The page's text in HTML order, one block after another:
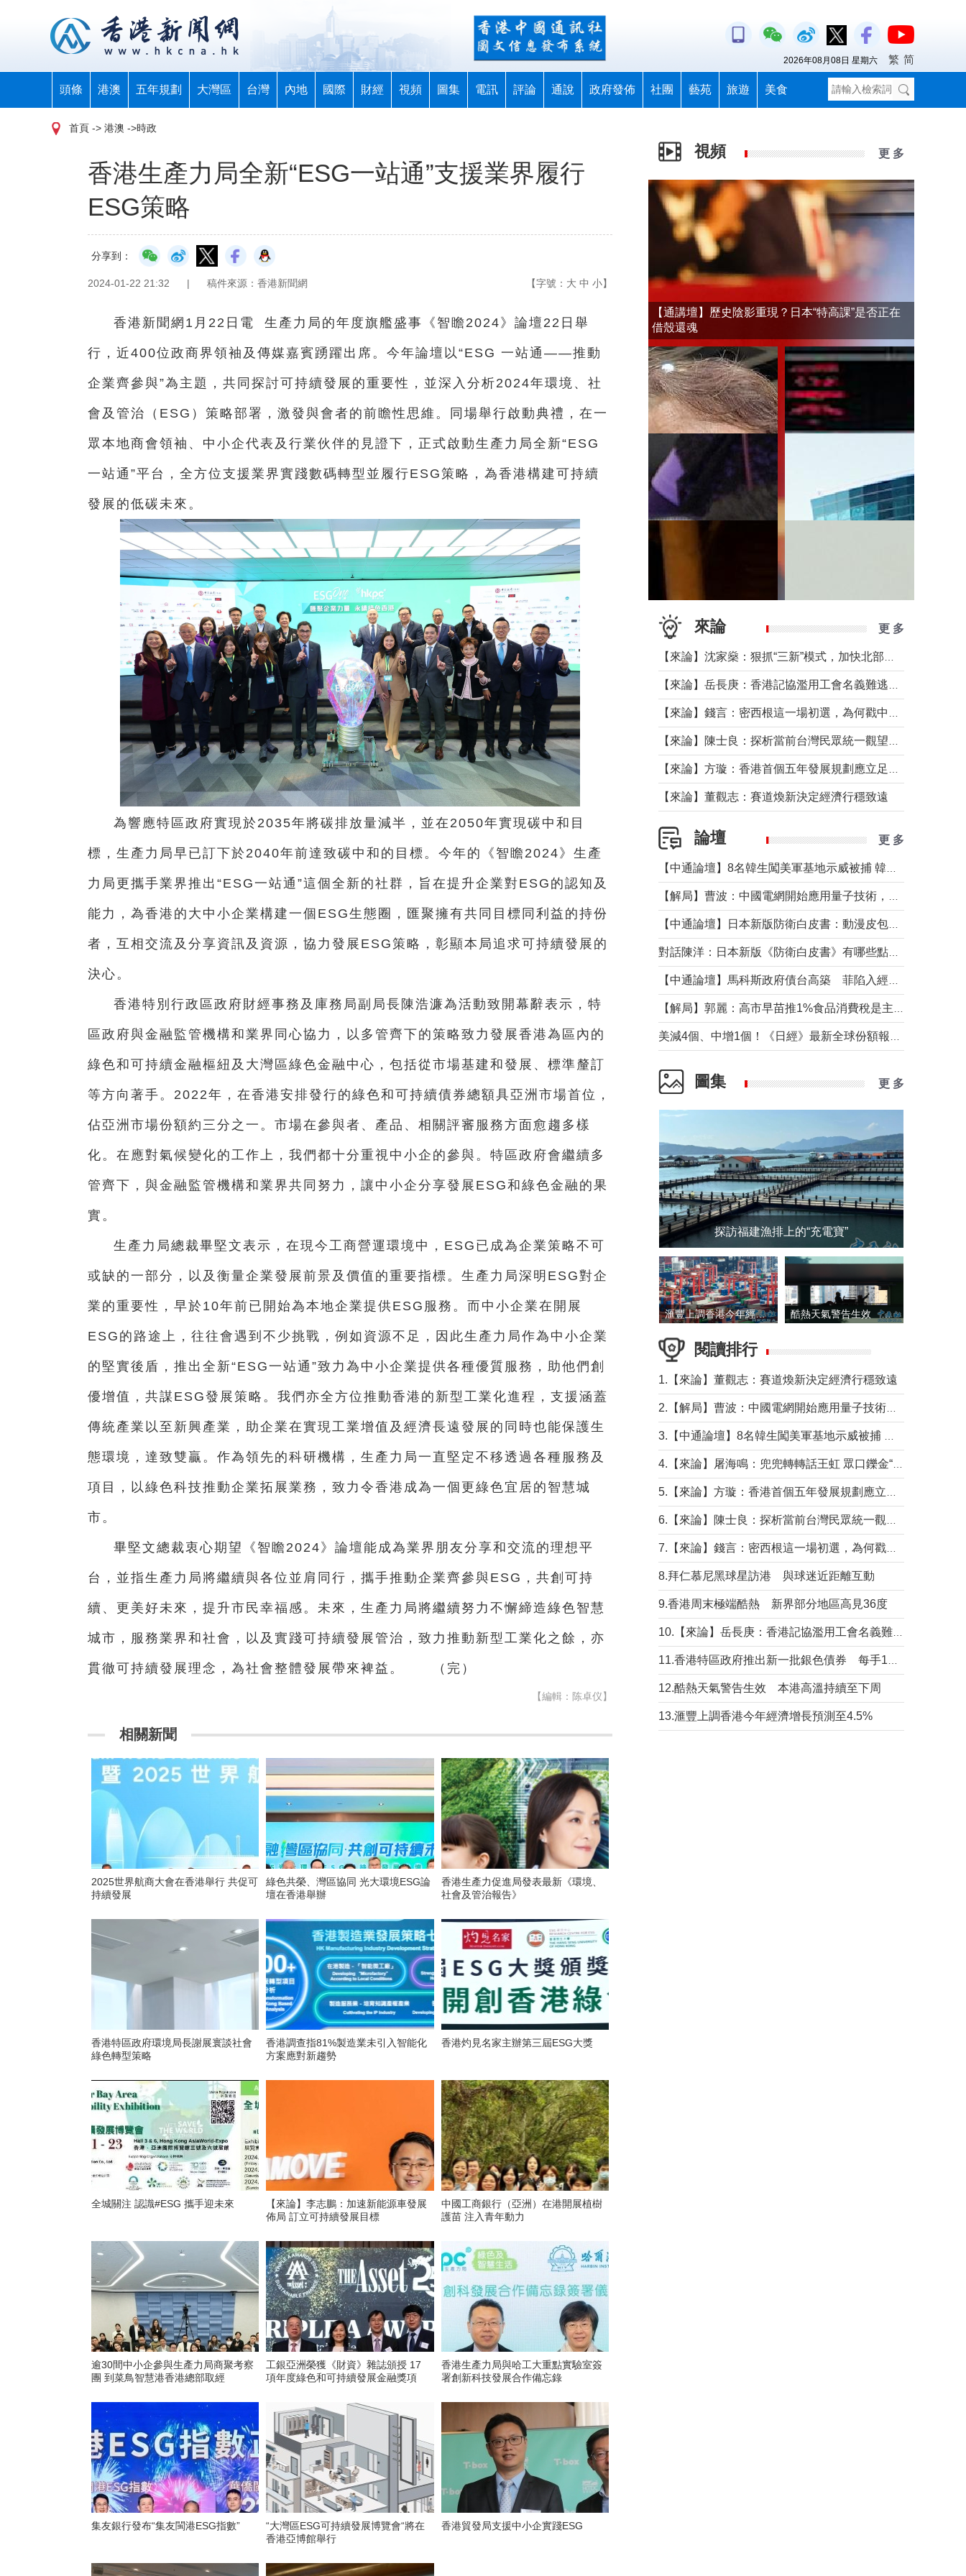
頭條 港澳 五年規劃 大灣區 台灣 內地 國際 財經 視頻 圖集 電訊 評論 通說 政府發佈 社團 藝苑 旅遊 美食
2026年08月08日 星期六 繁 简
首頁 -> 港澳 ->時政
香港生產力局全新“ESG一站通”支援業界履行
ESG策略
分享到：
2024-01-22 21:32 | 稿件來源：香港新聞網 【字號： 大 中 小】
香港新聞網1月22日電 生產力局的年度旗艦盛事《智瞻2024》論壇22日舉
行，近400位政商界領袖及傳媒嘉賓踴躍出席。今年論壇以“ESG 一站通——推動
企業齊參與”為主題，共同探討可持續發展的重要性，並深入分析2024年環境、社
會及管治（ESG）策略部署，激發與會者的前瞻性思維。同場舉行啟動典禮，在一
眾本地商會領袖、中小企代表及行業伙伴的見證下，正式啟動生產力局全新“ESG
一站通”平台，全方位支援業界實踐數碼轉型並履行ESG策略，為香港構建可持續
發展的低碳未來。
為響應特區政府實現於2035年將碳排放量減半，並在2050年實現碳中和目
標，生產力局早已訂下於2040年前達致碳中和的目標。今年的《智瞻2024》生產
力局更攜手業界推出“ESG一站通”這個全新的社群，旨在提升企業對ESG的認知及
能力，為香港的大中小企業構建一個ESG生態圈，匯聚擁有共同目標同利益的持份
者，互相交流及分享資訊及資源，協力發展ESG策略，彰顯本局追求可持續發展的
決心。
香港特別行政區政府財經事務及庫務局副局長陳浩濂為活動致開幕辭表示，特
區政府與金融監管機構和業界同心協力，以多管齊下的策略致力發展香港為區內的
綠色和可持續金融樞紐及大灣區綠色金融中心，包括從市場基建和發展、標準釐訂
等方向著手。2022年，在香港安排發行的綠色和可持續債券總額具亞洲市場首位，
佔亞洲市場份額約三分之一。市場在參與者、產品、相關評審服務方面愈趨多樣
化。在應對氣候變化的工作上，我們都十分重視中小企的參與。特區政府會繼續多
管齊下，與金融監管機構和業界共同努力，讓中小企分享發展ESG和綠色金融的果
實。
生產力局總裁畢堅文表示，在現今工商營運環境中，ESG已成為企業策略不可
或缺的一部分，以及衡量企業發展前景及價值的重要指標。生產力局深明ESG對企
業的重要性，早於10年前已開始為本地企業提供ESG服務。而中小企業在開展
ESG的路途上，往往會遇到不少挑戰，例如資源不足，因此生產力局作為中小企業
的堅實後盾，推出全新“ESG一站通”致力為中小企業提供各種優質服務，助他們創
優增值，共謀ESG發展策略。我們亦全方位推動香港的新型工業化進程，支援涵蓋
傳統產業以至新興產業，助企業在實現工業增值及經濟長遠發展的同時也能保護生
態環境，達致雙贏。作為領先的科研機構，生產力局一直堅定不移透過各種服務及
項目，以綠色科技推動企業拓展業務，致力令香港成為一個更綠色宜居的智慧城
市。
畢堅文總裁衷心期望《智瞻2024》論壇能成為業界朋友分享和交流的理想平
台，並指生產力局將繼續與各位並肩同行，攜手推動企業齊參與ESG，共創可持
續、更美好未來，提升市民幸福感。未來，生產力局將繼續努力不懈締造綠色智慧
城市，服務業界和社會，以及實踐可持續發展管治，致力推動新型工業化之餘，亦
貫徹可持續發展理念，為社會整體發展帶來裨益。 （完）
【編輯：陈卓仪】
相關新聞
2025世界航商大會在香港舉行 共促可
持續發展
綠色共榮、灣區協同 光大環境ESG論
壇在香港舉辦
香港生產力促進局發表最新《環境、
社會及管治報告》
香港特區政府環境局長謝展寰談社會
綠色轉型策略
香港調查指81%製造業未引入智能化
方案應對新趨勢
香港灼見名家主辦第三屆ESG大獎
全城關注 認識#ESG 攜手迎未來
【來論】李志鵬：加速新能源車發展
佈局 訂立可持續發展目標
中國工商銀行（亞洲）在港開展植樹
護苗 注入青年動力
逾30間中小企參與生產力局商聚考察
團 到菜鳥智慧港香港總部取經
工銀亞洲榮獲《財資》雜誌頒授 17
項年度綠色和可持續發展金融獎項
香港生產力局與哈工大重點實驗室簽
署創新科技發展合作備忘錄
集友銀行發布“集友閩港ESG指數”
“大灣區ESG可持續發展博覽會“將在
香港亞博館舉行
香港貿發局支援中小企實踐ESG
視頻 更 多
【通講壇】歷史陰影重現？日本“特高課”是否正在
借殼還魂
來論 更 多
【來論】董觀志：賽道煥新決定經濟行穩致遠
論壇 更 多
圖集 更 多
探訪福建漁排上的“充電寶”
滙豐上調香港今年經濟增長預測至4.5% 酷熱天氣警告生效 本港高溫持續至下周
閱讀排行
1.【來論】董觀志：賽道煥新決定經濟行穩致遠
8.拜仁慕尼黑球星訪港 與球迷近距離互動
9.香港周末極端酷熱 新界部分地區高見36度
12.酷熱天氣警告生效 本港高溫持續至下周
13.滙豐上調香港今年經濟增長預測至4.5%